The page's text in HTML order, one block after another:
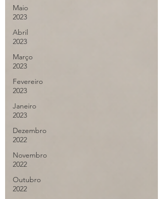
Maio
2023
Abril
2023
Março
2023
Fevereiro
2023
Janeiro
2023
Dezembro
2022
Novembro
2022
Outubro
2022